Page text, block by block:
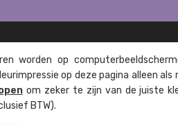
worden op
op deze pagina alleen
om zeker te zijn van de juiste
BTW).